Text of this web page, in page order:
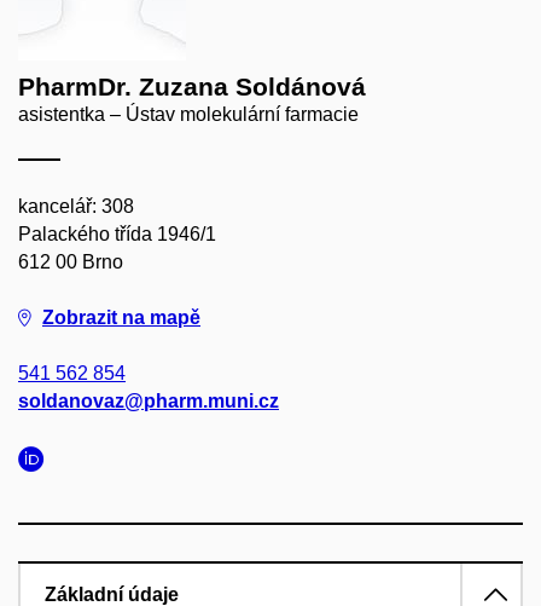
PharmDr. Zuzana Soldánová
asistentka – Ústav molekulární farmacie
kancelář: 308
Palackého třída 1946/1
612 00 Brno
Zobrazit na mapě
541 562 854
soldanovaz@pharm.muni.cz
Základní údaje